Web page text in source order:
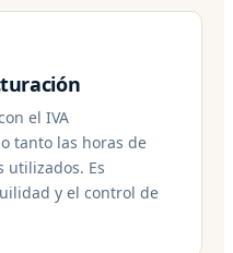
el IVA
tanto las horas de
utilizados. Es
y el control de